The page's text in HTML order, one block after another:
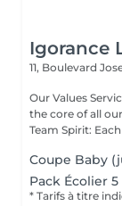
Igorance
11, Boulevard
Our Values Service: The excellence in hairdressing service is at
the core of all
Team Spirit: Each
Coupe Baby
Pack Écolier 5